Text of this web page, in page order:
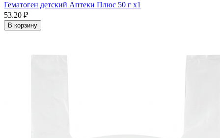
Гематоген детский Аптеки Плюс 50 г x1
53.20 ₽
В корзину